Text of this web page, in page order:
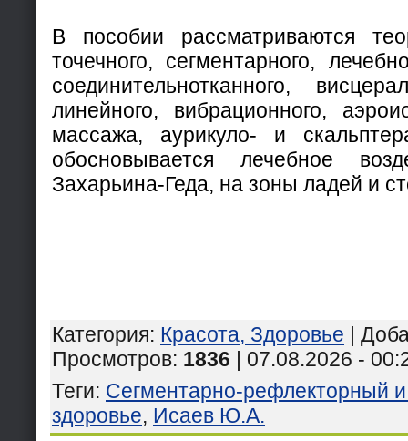
В пособии рассматриваются
точечного, сегментарного,
соединительнотканного,
линейного, вибрационного,
массажа, аурикуло- и
обосновывается лечебное
Захарьина-Геда, на зоны ладей и
Категория: Красота, Здоровье |
Просмотров: 1836 | 07.08.2026 -
Теги: Сегментарно-рефлекторный
здоровье, Исаев Ю.А.